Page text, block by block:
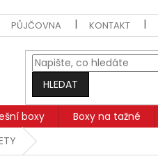
PŮJČOVNA KONTAKT
HLEDAT
boxy Boxy na tažné